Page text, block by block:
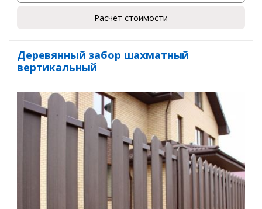
Заказать
Ваше имя*
Расчет стоимости
Деревянный забор шахматный
вертикальный